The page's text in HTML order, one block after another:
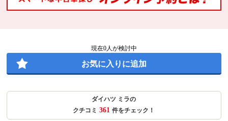
現在0人が検討中
お気に入りに追加
ダイハツ ミラの
クチコミ 361 件をチェック！